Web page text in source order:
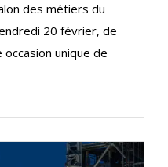
des métiers du
20 février, de
occasion unique de